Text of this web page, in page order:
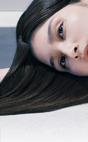
3.サロン処方ケア※2で髪の
生ケラチン※3、タンパク質
が
髪内部に浸透。パサパサし
髪質別悩みで選べるトリート
01〈普通～太い髪用〉広がり
02〈細い髪用〉乾燥しやすい
※1 シリーズ史上最高 ※2 サ
※3 ケラチン（毛髪補修成分